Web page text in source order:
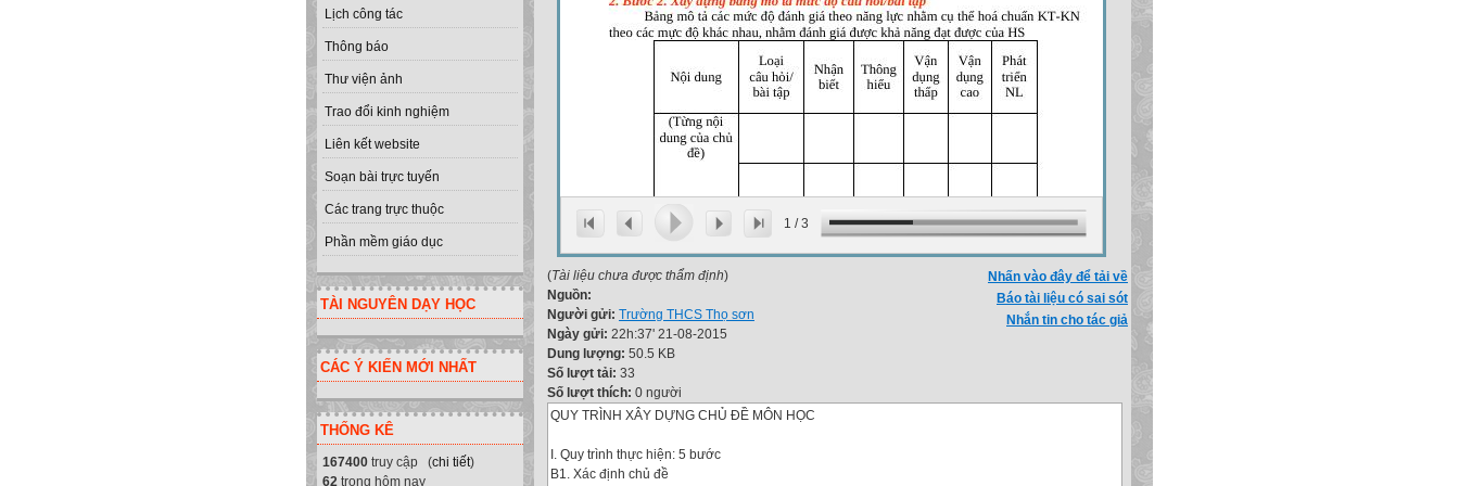
Lịch công tác
Thông báo
Thư viện ảnh
Trao đổi kinh nghiệm
Liên kết website
Soạn bài trực tuyến
Các trang trực thuộc
Phần mềm giáo dục
TÀI NGUYÊN DẠY HỌC
CÁC Ý KIẾN MỚI NHẤT
THỐNG KÊ
167400 truy cập (chi tiết)
62 trong hôm nay
1 /3
Nhấn vào đây để tải về
Báo tài liệu có sai sót
Nhắn tin cho tác giả
(Tài liệu chưa được thẩm định)
Nguồn:
Người gửi: Trường THCS Thọ sơn
Ngày gửi: 22h:37' 21-08-2015
Dung lượng: 50.5 KB
Số lượt tải: 33
Số lượt thích: 0 người
QUY TRÌNH XÂY DỰNG CHỦ ĐỀ MÔN HỌC
I. Quy trình thực hiện: 5 bước
B1. Xác định chủ đề